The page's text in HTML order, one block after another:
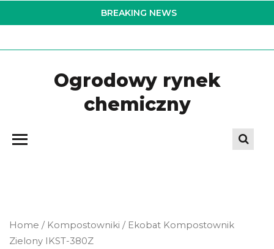
to
BREAKING NEWS
Ogrodowy rynek
chemiczny
Home / Kompostowniki / Ekobat Kompostownik
Zielony IKST-380Z